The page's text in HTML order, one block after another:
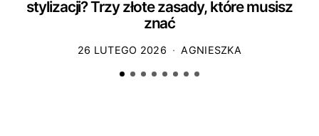
stylizacji? Trzy złote zasady, które musisz
znać
26 LUTEGO 2026 AGNIESZKA